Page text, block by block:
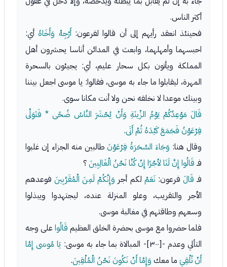
أكثر الناس.
فحينئذ انعقد رأيهم إلى أن قالوا لفرعون:أَرْجِهْ وَأَخَاهُأي:
احبسهما وأمهلهما، وابعث في المدائن أناسا يحشرون أهل
المملكة ويأتون بكل سحار عليم، أي: يجيئون بالسحرة
المهرة، ليقابلوا ما جاء به موسى، فقالوا: يا موسى اجعل بيننا
وبينك موعدا لا نخلفه نحن ولا أنت مكانا سوى.
قَالَ مَوْعِدُكُمْ يَوْمُ الزِّينَةِ وَأَنْ يُحْشَرَ النَّاسُ ضُحًى * فَتَوَلَّى
فِرْعَوْنُ فَجَمَعَ كَيْدَهُ ثُمَّ أَتَى.
وقال هنا: وَجَاءَ السَّحَرَةُ فِرْعَوْنَطالبين منه الجزاء إن غلبوا
فـ قَالُوا إِنَّ لَنَا لأجْرًا إِنْ كُنَّا نَحْنُ الْغَالِبِينَ؟
فـ قَالَ فرعون:نَعَمْ لكم أجر وَإِنَّكُمْ لَمِنَ الْمُقَرَّبِينَفوعدهم
الأجر والتقريب، وعلو المنزلة عنده، ليجتهدوا ويبذلوا
وسعهم وطاقتهم في مغالبة موسى.
فلما حضروا مع موسى بحضرة الخلق العظيم قَالُواعلى وجه
التألي وعدم -[٣٠٠]- المبالاة بما جاء به موسى:
يَا مُوسَى إِمَّا
أَنْ تُلْقِيَ ما معك وَإِمَّا أَنْ نَكُونَ نَحْنُ الْمُلْقِينَ.